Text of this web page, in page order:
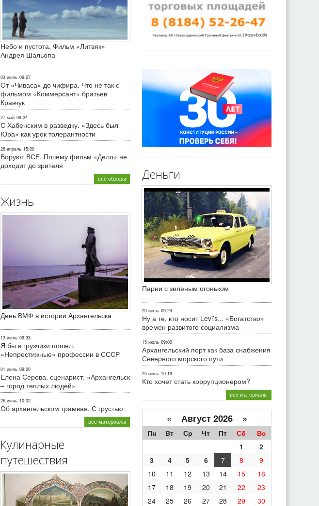
Небо и пустота. Фильм «Литвяк»
Андрея Шальопа
03 июль 09:27
От «Чиваса» до чифира. Что не так с
фильмом «Коммерсант» братьев
Кравчук
27 май 09:24
С Хабенским в разведку. «Здесь был
Юра» как урок толерантности
28 апрель 15:00
Воруют ВСЕ. Почему фильм «Дело» не
доходит до зрителя
все обзоры
Жизнь
День ВМФ в истории Архангельска
13 июль 09:33
Я бы в грузчики пошел.
«Непрестижные» профессии в СССР
01 июль 09:00
Елена Серова, сценарист: «Архангельск
– город теплых людей»
26 июнь 10:02
Об архангельском трамвае. С грустью
все материалы
Кулинарные
путешествия
Деньги
Парни с зеленым огоньком
20 июль 09:24
Ну а те, кто носит Levi’s... «Богатство»
времен развитого социализма
15 июль 09:00
Архангельский порт как база снабжения
Северного морского пути
25 июнь 10:19
Кто хочет стать коррупционером?
все материалы
« Август 2026 »
Пн Вт Ср Чт Пт Сб
Вс
1
2
3
4 5 6 7 8
9
10
11 12 13 14 15
16
17
18 19 20 21 22
23
24
25 26 27 28 29
30